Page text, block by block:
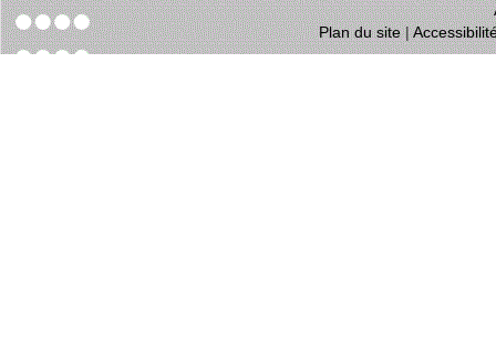
Plan du site|